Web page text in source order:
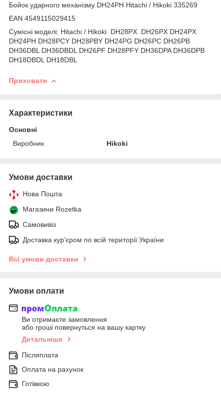
Бойок ударного механізму DH24PH Hitachi / Hikoki 335269
EAN 4549115029415
Сумісні моделі: Hitachi / Hikoki DH28PX DH26PX DH24PX
DH24PH DH28PCY DH28PBY DH24PG DH26PC DH26PB
DH36DBL DH36DBDL DH26PF DH28PFY DH36DPA DH36DPB
DH18DBDL DH18DBL
Приховати
Характеристики
Основні
Виробник
Hikoki
Умови доставки
Нова Пошта
Магазини Rozetka
Самовивіз
Доставка кур’єром по всій території України
Всі умови доставки
Умови оплати
Ви отримаєте замовлення
або гроші повернуться на вашу картку
Детальніше
Післяплата
Оплата на рахунок
Готівкою